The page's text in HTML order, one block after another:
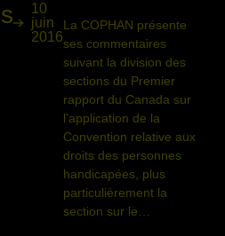
10
juin
2016
La COPHAN présente
ses commentaires
suivant la division des
sections du Premier
rapport du Canada sur
l’application de la
Convention relative aux
droits des personnes
handicapées, plus
particulièrement la
section sur le…